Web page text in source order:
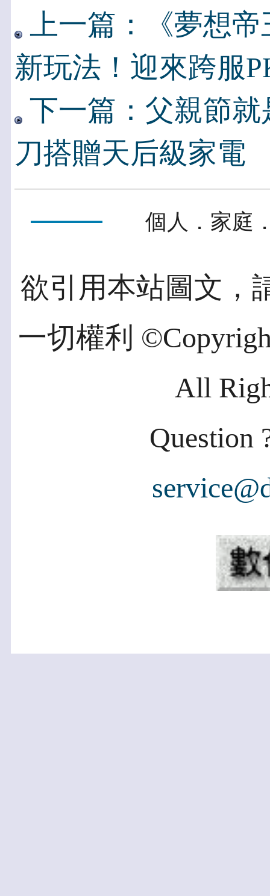
上一篇：《夢想
新玩法！迎來跨服
下一篇：父親節
刀搭贈天后級家電
個人．家庭
欲引用本站圖文，
一切權利
All
Question